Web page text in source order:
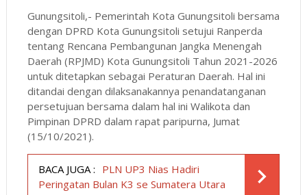
Gunungsitoli,- Pemerintah Kota Gunungsitoli bersama
dengan DPRD Kota Gunungsitoli setujui Ranperda
tentang Rencana Pembangunan Jangka Menengah
Daerah (RPJMD) Kota Gunungsitoli Tahun 2021-2026
untuk ditetapkan sebagai Peraturan Daerah. Hal ini
ditandai dengan dilaksanakannya penandatanganan
persetujuan bersama dalam hal ini Walikota dan
Pimpinan DPRD dalam rapat paripurna, Jumat
(15/10/2021).
BACA JUGA : PLN UP3 Nias Hadiri
Peringatan Bulan K3 se Sumatera Utara